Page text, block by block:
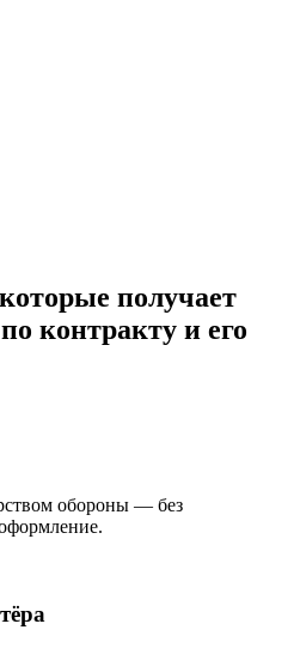
получает
контракту и его
обороны — без